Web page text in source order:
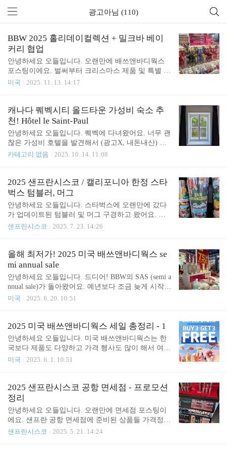
광고아님 (110)
BBW 2025 홀리데이컬렉션 + 밀크바 베이
커리 협업
안녕하세요 오들입니다. 오랜만에 배쓰앤바디웍스
포스팅이에요. 벌써부터 크리스마스 제품 및 특별 협
업 제품으로 가득한 미국 BBW 풍경 공유 드릴게요.
타운 배쓰앤바디웍스가 최근 문을 닫아서;; 여기서
쇼핑하실 분들은 차를 타고 근교에 있는 지점으로 가
셔야 하는 불편함이 있습니다. 하루빨리 재오픈 했으
면 좋겠네요. 향은 예년과 변함없이 winter candy appl
e (베리가 섞인 사과향), twisted peppermint (살짝 달
큰한 민트향), vanilla bean noel (달달한 바닐라향) 이
해는 큼지막한 리본이 유행인듯 해요. 개인적으로 패
키징만 봤을때..
미국 2025. 11. 13. 14:17
캐나다 퀘벡시티 올드타운 가성비 숙소 추
천! Hôtel le Saint-Paul
안녕하세요 오들입니다. 퀘벡에 다녀왔어요. 너무 괜
찮은 가성비 호텔을 발견해서 (광고X, 내돈내산) 자
신있게 소개드리려고 해요.Hôtel le Saint-Paul주소: 22
락에 있어서 조용하지만 주요 관광지와의 접근성이
좋아요. 퀘벡시티에 오시면 꼭 가시는 페어몬트 프롱
트낙까지 도보로 11분이에요. 이 호텔의 경우 1. 가격
이 정말 양심적이고 (비수기에 1박 200달러 이하), 2.
최근 리뷰가 대부분 5점만점이었으며, 3. 위치가 좋
아서 짧은 체류기간에 효율적으로 시간을 보내기 적
베이터가 있는 호텔은 정말 정말 드물더라고요. ..
카테고리 없음 2025. 10. 14. 11:08
2025 샌프란시스코 / 캘리포니아 한정 스타
벅스 텀블러, 머그
안녕하세요 오들입니다. 스타벅스에 오랜만에 갔다
가 업데이트된 텀블러 및 머그 구경하고 왔어요. 봄/
여름기간인데도 블랙컬러 제품이 많아서 신기하네
바뀌었나 봅니다. 유행이 돌고 돌아야 장사가 되는거
겠죠. 화려한 형광색 및 신나는 패턴이 돋보이는 Far
m RIO라는 브라질 브랜드와의 협업상품도 보여요.
가격은 25달러(+세금)부터 시작이고요, 한화로 하면
3만4천원이 훌쩍 넘네요. 가끔 연말에 텀블러 세일을
하는 지점도 있긴 하던데 이번엔 세일하는 제품은 없
오왈라 등 브랜드 텀블러들이 고급, 고가로 출시되고
있어서 상대적으로 스타벅스는 일반적으로 보이기도
해요. ..
샌프란시스코 2025. 7. 23. 14:26
올해 최저가! 2025 미국 배쓰앤바디웍스 se
mi annual sale
안녕하세요 오들입니다. 드디어! BBW의 SAS (semi a
nnual sale)가 돌아왔어요. 예년보다 조금 늦게 시작한
느낌이지만 오히려 굿딜로 꽉꽉 채워 돌아온 기분도
인적으로는 겨울 세일보다 여름 세일이 더 쇼핑하기
편하다고 생각되어요. 겨울에는 아무래도 크리스마
스 시즈널 제품이 많아서 일년 내내 쓰기에는 살짝
애매한 제품도 많거든요. 이번 세일에서 가장 신기했
던 점은 바로 이 캔들 가격이에요. 작년까지만 해도 S
하게 10.99달러로 할인해줍니다. 참고로 일년 중 BB
W의 캔들이 가장 저렴한 날은 딱 한번 캔들데이 주
말인데요, 주로 블..
미국 2025. 6. 20. 10:51
2025 미국 배쓰앤바디웍스 세일 총정리 - 1
안녕하세요 오들입니다. 미국 배쓰앤바디웍스는 한
국보다 제품도 다양하고 가격 행사도 많이 해서 여행
오시는 김에 충분히 들러볼만한 가치가 있는데요, 세
요. 결론부터 말씀드리면 리워즈 회원인 저도 빨라야
하루 전, 주로 세일 당일 아침에 이메일로 세일 내용
을 통보(!) 받는 게 전부에요. 다만, 어떤 종류의 프로
모션이 어느 정도 빈도로 진행되는지 지금까지의 경
험을 토대로 공유드려 볼게요.먼저 가장 급한 소식부
터 전해드릴게요. 지금 진행되고 있는 3+3 프로모션
미국 2025. 6. 1. 10:51
2025 샌프란시스코 공항 면세점 - 프로모션
정리
안녕하세요 오들입니다. 오랜만에 면세점 포스팅이
에요. 샌프란 공항 면세점에 준비된 상품들 가격정보
공유 드릴게요. 저는 미국 면세점 쇼핑보다는 한국
샌프란시스코 2025. 5. 21. 14:24